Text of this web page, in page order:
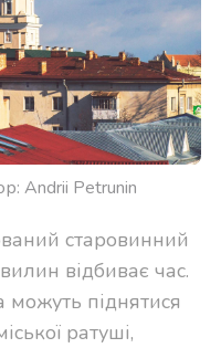
Andrii Petrunin
старовинний
відбиває час.
можуть піднятися
ратуші,